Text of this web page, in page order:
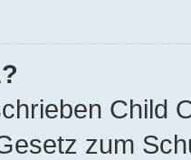
Child
zum